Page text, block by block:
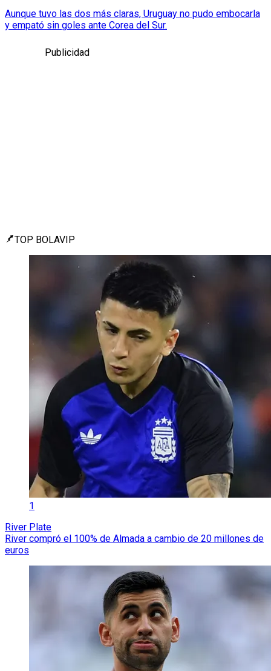
Aunque tuvo las dos más claras, Uruguay no pudo embocarla
y empató sin goles ante Corea del Sur.
Publicidad
TOP BOLAVIP
1
River Plate
River compró el 100% de Almada a cambio de 20 millones de
euros